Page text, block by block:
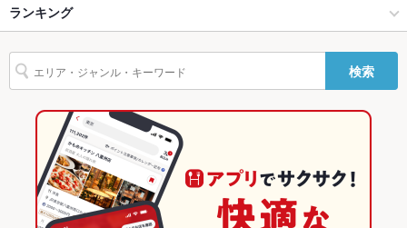
駐車場
英語メニュ
ー
あり
飲み放題 なし
食べ放題 なし
上本町・鶴橋 × 無国籍・多国籍料理
谷町九丁目駅 × 各国料理
谷町九丁目駅 × 無国籍・多国籍料理
谷町・谷町六丁目 × 無国籍・多国籍料理
大阪
大阪 × 各国料理
大阪 × 無国籍・多国籍料理
谷町九丁目駅
松屋町駅
からあげ
ランキング
大阪のグルメランキング
大阪の各国料理ランキング
上本町・鶴橋のグルメランキング
谷町・谷町六丁目のグルメランキング
検索